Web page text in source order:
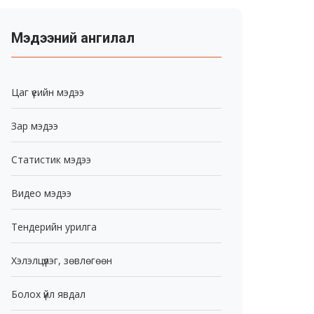
Мэдээний ангилал
Цаг үеийн мэдээ
Зар мэдээ
Статистик мэдээ
Видео мэдээ
Тендерийн урилга
Хэлэлцүүлэг, зөвлөгөөн
Болох үйл явдал